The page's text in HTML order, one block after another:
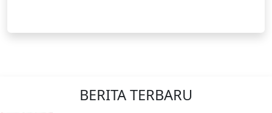
BERITA TERBARU